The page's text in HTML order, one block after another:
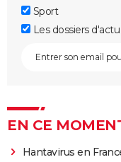
Sport
Les dossiers d'actu
EN CE
Hantavirus en